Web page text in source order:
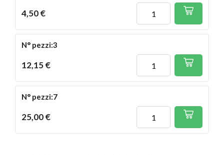
4,50 €
N° pezzi:3
12,15 €
N° pezzi:7
25,00 €